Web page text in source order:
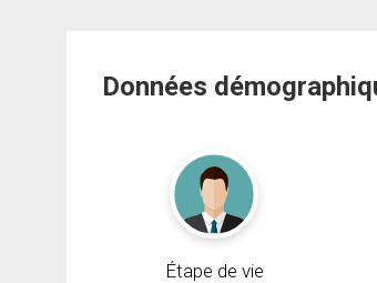
Données
Étape de vie